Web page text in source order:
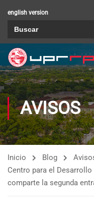
english version
AVISOS
Inicio Blog
Centro para el
comparte la segunda